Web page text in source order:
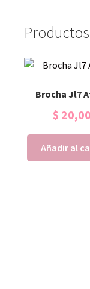
Brocha Jl7
$
Añadir al